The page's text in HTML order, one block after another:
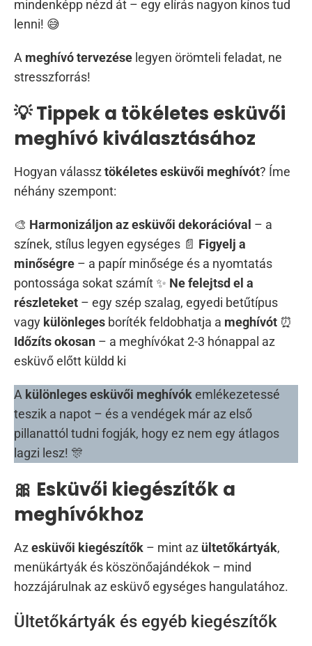
mindenképp nézd át – egy elírás nagyon kínos tud
lenni! 😅
A meghívó tervezése legyen örömteli feladat, ne
stresszforrás!
💡 Tippek a tökéletes esküvői
meghívó kiválasztásához
Hogyan válassztökéletes esküvői meghívót? Íme
néhány szempont:
🎨 Harmonizáljon az esküvői dekorációval – a
színek, stílus legyen egységes 📄 Figyelj a
minőségre – a papír minősége és a nyomtatás
pontossága sokat számít ✨ Ne felejtsd el a
részleteket – egy szép szalag, egyedi betűtípus
vagy különleges boríték feldobhatja a meghívót ⏰
Időzíts okosan – a meghívókat 2-3 hónappal az
esküvő előtt küldd ki
A különleges esküvői meghívókemlékezetessé
teszik a napot – és a vendégek már az első
pillanattól tudni fogják, hogy ez nem egy átlagos
lagzi lesz! 🎊
🎀 Esküvői kiegészítők a
meghívókhoz
Azesküvői kiegészítők – mint az ültetőkártyák,
menükártyák és köszönőajándékok – mind
hozzájárulnak az esküvő egységes hangulatához.
Ültetőkártyák és egyéb kiegészítők